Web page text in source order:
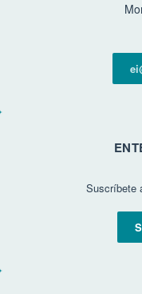
Suscríbete